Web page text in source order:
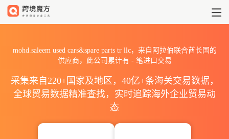
mohd.saleem used cars&spare parts tr llc，来自阿拉伯联合酋长国的
供应商，此公司累计有 -笔进口交易
采集来自220+国家及地区，40亿+条海关交易数据，
全球贸易数据精准查找，实时追踪海外企业贸易动
态